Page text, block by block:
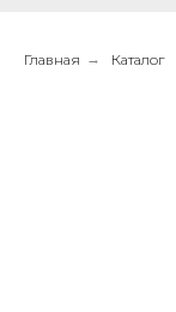
Главная → Каталог